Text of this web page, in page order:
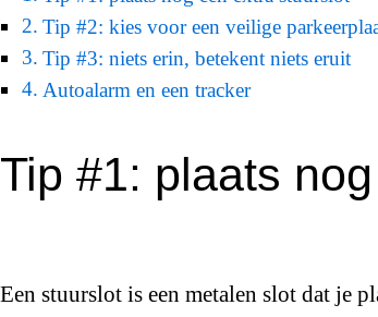
Tip #2: kies voor een veilige
Tip #3: niets erin, betekent niets eruit
Autoalarm en een tracker
Tip #1: plaats
Een stuurslot is een metalen slot dat je